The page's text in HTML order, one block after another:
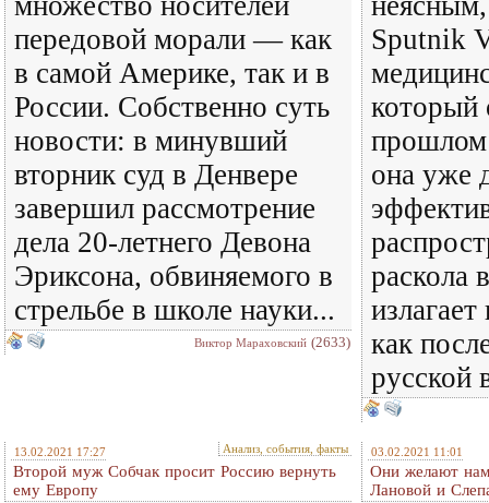
передовой морали — как
в самой Америке, так и в
России. Собственно суть
новости: в минувший
вторник суд в Денвере
завершил рассмотрение
дела 20-летнего Девона
Эриксона, обвиняемого в
стрельбе в школе науки...
Виктор Мараховский (2633)
Sputnik
который
прошлом
она уже
раскола
как
русской
13.02.2021 17:27 Анализ, события, факты
Второй муж Собчак просит Россию вернуть
ему Европу
03.02.2021 11:01
Они желают
Лановой и